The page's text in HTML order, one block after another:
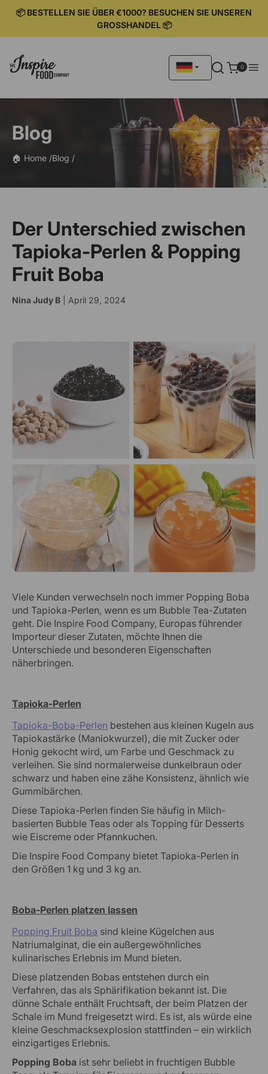
ZUM📦 BESTELLEN SIE ÜBER €1000? BESUCHEN SIE UNSEREN
GROSSHANDEL 📦
00
Artikel
Blog
🏠 Home /Blog /
Der Unterschied zwischen
Tapioka-Perlen & Popping
Fruit Boba
Nina Judy B | April 29, 2024
Viele Kunden verwechseln noch immer Popping Boba
und Tapioka-Perlen, wenn es um Bubble Tea-Zutaten
geht. Die Inspire Food Company, Europas führender
Importeur dieser Zutaten, möchte Ihnen die
Unterschiede und besonderen Eigenschaften
näherbringen.
Tapioka-Perlen
Tapioka-Boba-Perlen bestehen aus kleinen Kugeln aus
Tapiokastärke (Maniokwurzel), die mit Zucker oder
Honig gekocht wird, um Farbe und Geschmack zu
verleihen. Sie sind normalerweise dunkelbraun oder
schwarz und haben eine zähe Konsistenz, ähnlich wie
Gummibärchen.
Diese Tapioka-Perlen finden Sie häufig in Milch-
basierten Bubble Teas oder als Topping für Desserts
wie Eiscreme oder Pfannkuchen.
Die Inspire Food Company bietet Tapioka-Perlen in
den Größen 1 kg und 3 kg an.
Boba-Perlen platzen lassen
Popping Fruit Boba sind kleine Kügelchen aus
Natriumalginat, die ein außergewöhnliches
kulinarisches Erlebnis im Mund bieten.
Diese platzenden Bobas entstehen durch ein
Verfahren, das als Sphärifikation bekannt ist. Die
dünne Schale enthält Fruchtsaft, der beim Platzen der
Schale im Mund freigesetzt wird. Es ist, als würde eine
kleine Geschmacksexplosion stattfinden – ein wirklich
einzigartiges Erlebnis.
Popping Boba ist sehr beliebt in fruchtigen Bubble